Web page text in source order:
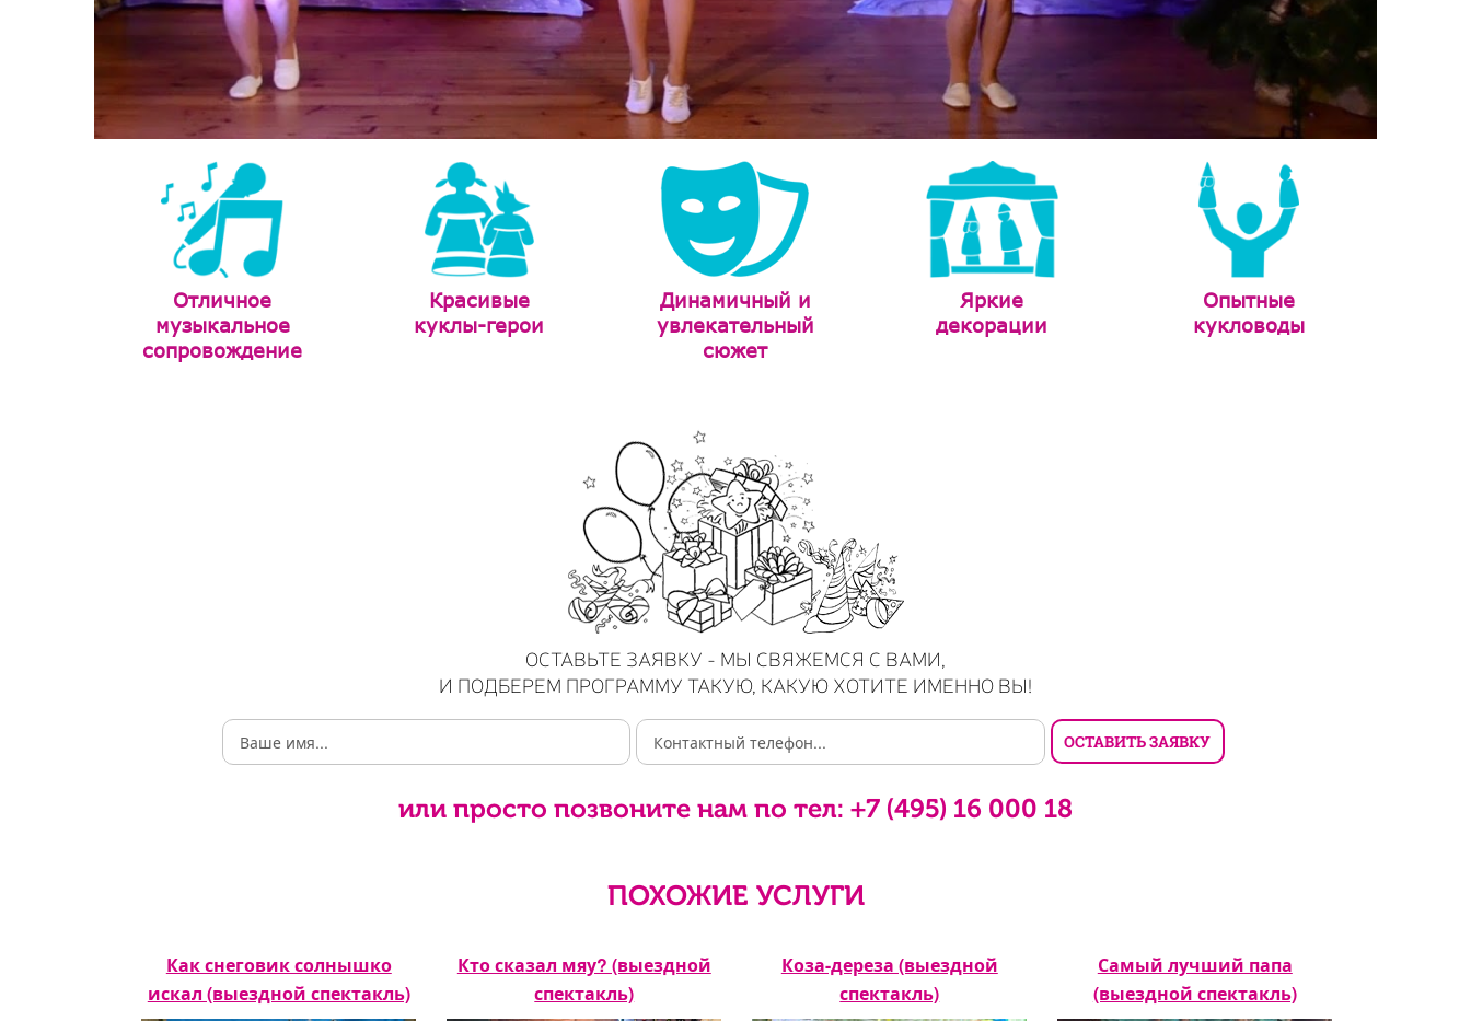
Отличное
музыкальное
сопровождение
Красивые
куклы-герои
Динамичный и
увлекательный
сюжет
Яркие
декорации
Опытные
кукловоды
ОСТАВЬТЕ ЗАЯВКУ - МЫ СВЯЖЕМСЯ С ВАМИ,
И ПОДБЕРЕМ ПРОГРАММУ ТАКУЮ, КАКУЮ ХОТИТЕ ИМЕННО ВЫ!
или просто позвоните нам по тел: +7 (495) 16 000 18
ПОХОЖИЕ УСЛУГИ
Как снеговик солнышко
искал (выездной спектакль)
Кто сказал мяу? (выездной
спектакль)
Коза-дереза (выездной
спектакль)
Самый лучший папа
(выездной спектакль)